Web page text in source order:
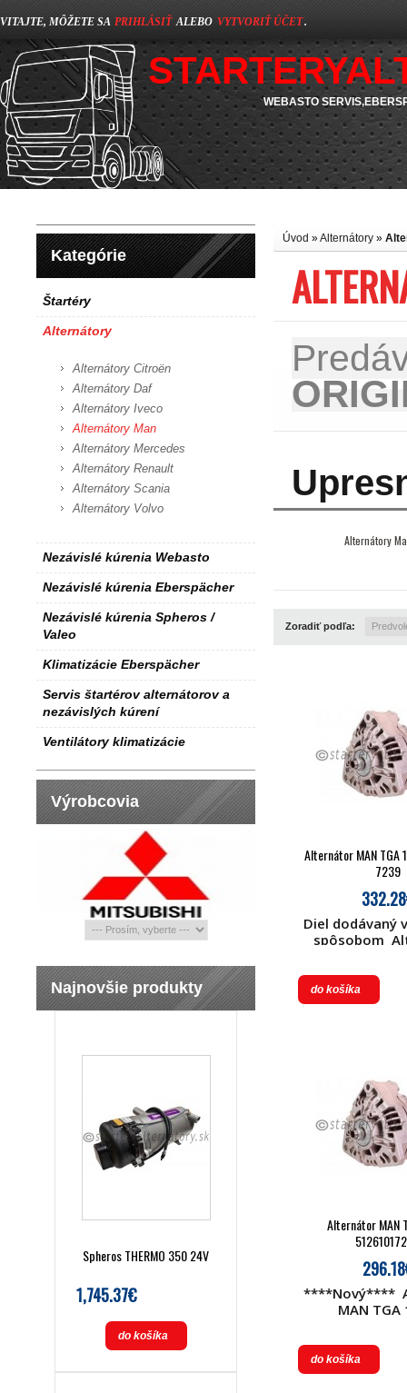
VITAJTE, MÔŽETE SA PRIHLÁSIŤ ALEBO VYTVORIŤ ÚČET.
WEBASTO
Kategórie
Štartéry
Alternátory
Alternátory Citroën
Alternátory Daf
Alternátory Iveco
Alternátory Man
Alternátory Mercedes
Alternátory Renault
Alternátory Scania
Alternátory Volvo
Nezávislé kúrenia Webasto
Nezávislé kúrenia Eberspächer
Nezávislé kúrenia Spheros /
Valeo
Klimatizácie Eberspächer
Servis štartérov alternátorov a
nezávislých kúrení
Ventilátory klimatizácie
Výrobcovia
Najnovšie produkty
Spheros THERMO 350 24V
1,745.37€
do košíka
Úvod »Alternátory »
Alternátory
Zoradiť podľa:
Alternátor MAN TGA
7239
Diel dodávaný
spôsobom
504 51
26101 7255 51
BOH
do košíka
Alternátor MAN
****Nový****
MAN TGA
7278 51
26101 7287 51
51 26101
do košíka